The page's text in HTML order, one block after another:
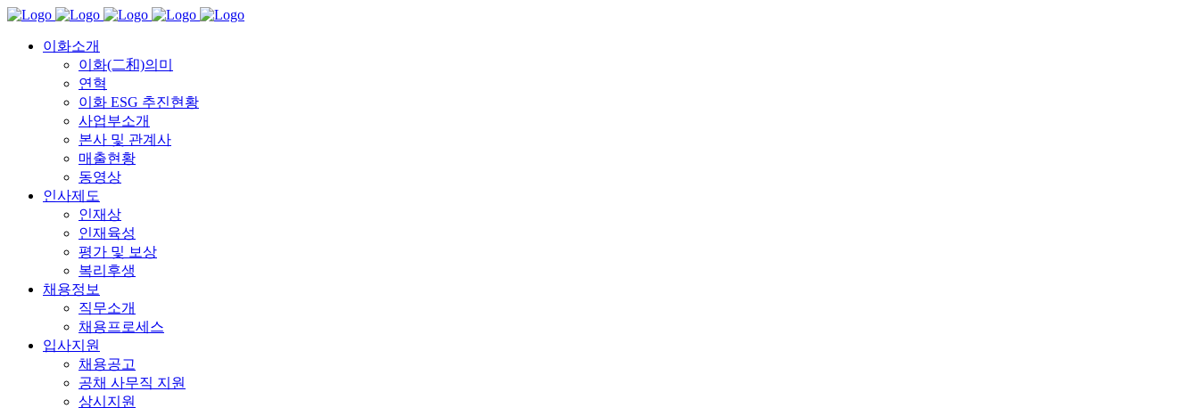
이화소개
이화(二和)의미
연혁
이화 ESG 추진현황
사업부소개
본사 및 관계사
매출현황
동영상
인사제도
인재상
인재육성
평가 및 보상
복리후생
채용정보
직무소개
채용프로세스
입사지원
채용공고
공채 사무직 지원
상시지원